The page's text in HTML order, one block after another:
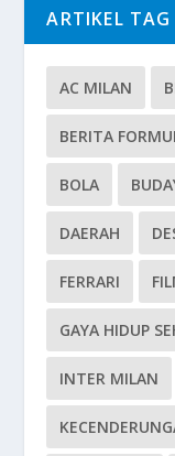
ARTIKEL TAG
AC MILAN
BERITA
BOLA
DAERAH
FERRARI
GAYA HIDUP
INTER MILAN